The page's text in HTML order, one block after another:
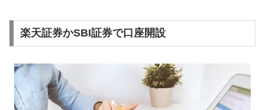
楽天証券かSBI証券で口座開設